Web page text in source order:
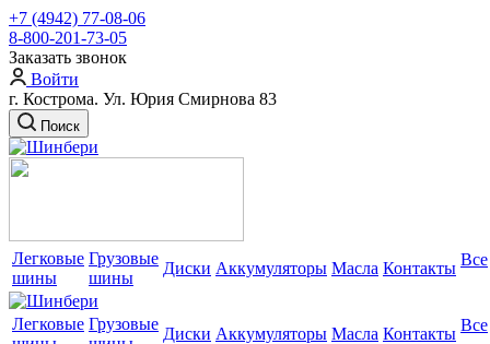
+7 (4942) 77-08-06
8-800-201-73-05
Заказать звонок
Войти
г. Кострома. Ул. Юрия Смирнова 83
Поиск
Легковые
шины
Грузовые
шины
Диски Аккумуляторы Масла Контакты Все
Легковые Грузовые
Диски Аккумуляторы Масла Контакты Все